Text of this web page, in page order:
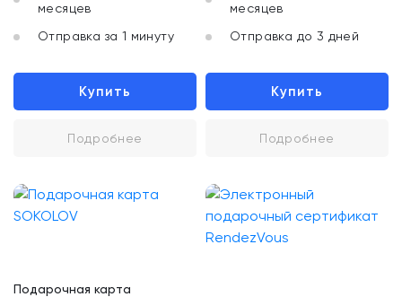
месяцев
Отправка за 1 минуту
Купить
Подробнее
месяцев
Отправка до 3 дней
Купить
Подробнее
Подарочная карта